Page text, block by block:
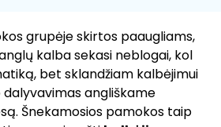
grupėje skirtos paaugliams,
kalba sekasi neblogai, kol
bet sklandžiam kalbėjimui
angliškame
Šnekamosios pamokos taip